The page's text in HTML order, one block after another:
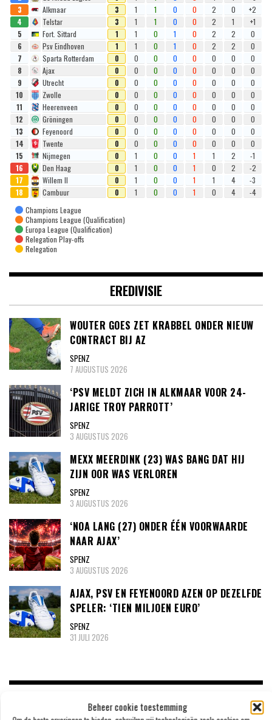
Beheer cookie toestemming
3
Alkmaar 3 1 1 0 0 2 0
+2
4
Telstar 3 1 1 0 0 2 1
+1
5
Fort. Sittard 1 1 0 1 0 2 2
0
6
Psv Eindhoven 1 1 0 1 0 2 2
0
7
Sparta Rotterdam 0 0 0 0 0 0 0
0
8
Ajax 0 0 0 0 0 0 0
0
9
Utrecht 0 0 0 0 0 0 0
0
10
Zwolle 0 0 0 0 0 0 0
0
11
Heerenveen 0 0 0 0 0 0 0
0
12
Gröningen 0 0 0 0 0 0 0
0
13
Feyenoord 0 0 0 0 0 0 0
0
14
Twente 0 0 0 0 0 0 0
0
15
Nijmegen 0 1 0 0 1 1 2
-1
16
Den Haag 0 1 0 0 1 0 2
-2
17
Willem II 0 1 0 0 1 1 4
-3
18
Cambuur 0 1 0 0 1 0 4
-4
Champions League
Champions League (Qualification)
Europa League (Qualification)
Relegation Play-offs
Relegation
EREDIVISIE
WOUTER GOES ZET KRABBEL ONDER NIEUW
CONTRACT BIJ AZ
SPENZ
7 AUGUSTUS 2026
‘PSV MELDT ZICH IN ALKMAAR VOOR 24-
JARIGE TROY PARROTT’
SPENZ
3 AUGUSTUS 2026
MEXX MEERDINK (23) WAS BANG DAT HIJ
ZIJN OOR WAS VERLOREN
SPENZ
3 AUGUSTUS 2026
‘NOA LANG (27) ONDER ÉÉN VOORWAARDE
NAAR AJAX’
SPENZ
3 AUGUSTUS 2026
AJAX, PSV EN FEYENOORD AZEN OP DEZELFDE
SPELER: ‘TIEN MILJOEN EURO’
SPENZ
31 JULI 2026